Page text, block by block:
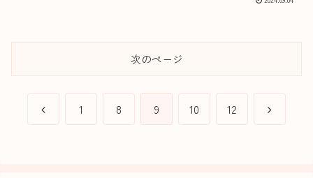
次のページ
前
1 8 9 10 12
次